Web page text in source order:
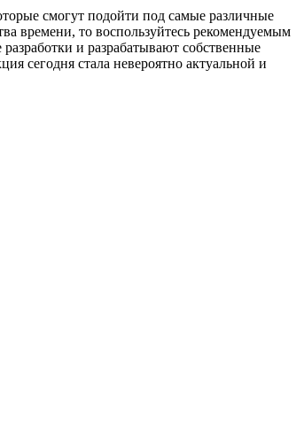
смогут подойти под самые различные
времени, то воспользуйтесь рекомендуемым
и разрабатывают собственные
сегодня стала невероятно актуальной и